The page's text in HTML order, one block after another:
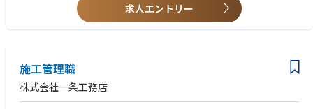
求人エントリー
施工管理職
株式会社一条工務店